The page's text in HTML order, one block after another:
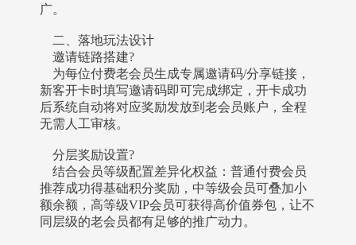
广。
二、落地玩法设计
邀请链路搭建?
为每位付费老会员生成专属邀请码/分享链接，
新客开卡时填写邀请码即可完成绑定，开卡成功
后系统自动将对应奖励发放到老会员账户，全程
无需人工审核。
分层奖励设置?
结合会员等级配置差异化权益：普通付费会员
推荐成功得基础积分奖励，中等级会员可叠加小
额余额，高等级VIP会员可获得高价值券包，让不
同层级的老会员都有足够的推广动力。